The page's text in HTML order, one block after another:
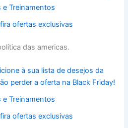
e Treinamentos
ofertas exclusivas
das americas.
à sua lista de desejos da
perder a oferta na Black Friday!
e Treinamentos
ofertas exclusivas